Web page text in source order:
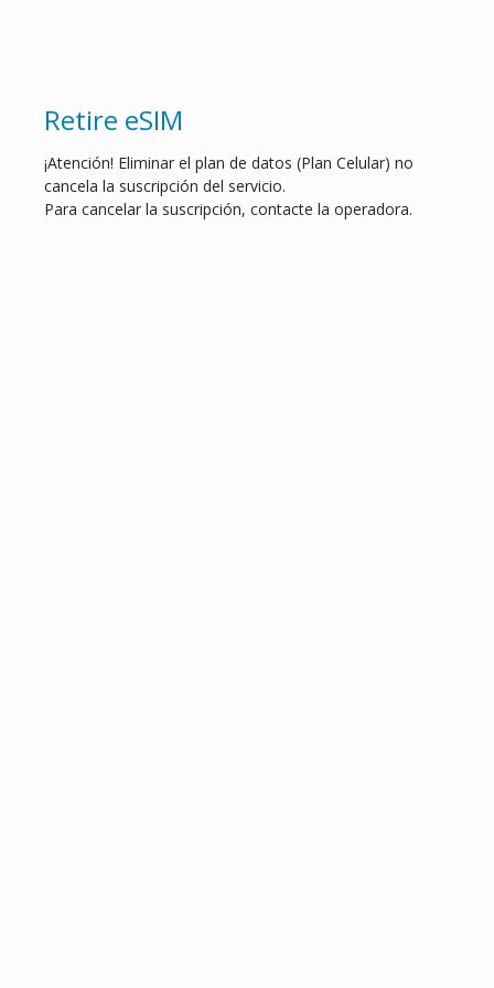
Retire eSIM
¡Atención! Eliminar el plan de datos (Plan Celular) no
cancela la suscripción del servicio.
Para cancelar la suscripción, contacte la operadora.